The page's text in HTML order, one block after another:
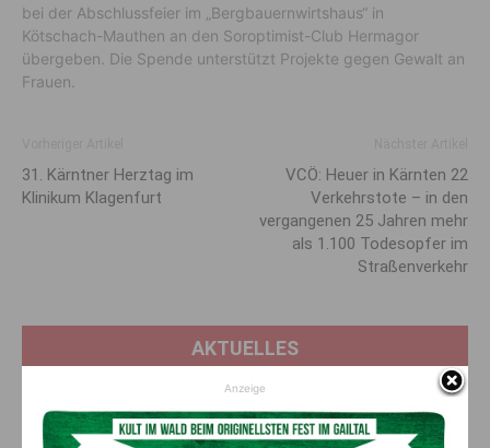
bei der Abschlussfeier im „Bergbauernwirtshaus“ in
Kötschach-Mauthen an den Soroptimist-Club Hermagor
übergeben. Die Spende unterstützt Projekte gegen Gewalt an
Frauen.
31. Kärntner Herztag im
Klinikum Klagenfurt
VCÖ: Heuer in Kärnten 22
Verkehrstote – in den
vergangenen 25 Jahren mehr
als 1.100 Todesopfer im
Straßenverkehr
AKTUELLES
Ein langes Leben ging zu Ende: Anna
Stulier im 106. Lebensjahr verstorben
Anzeige